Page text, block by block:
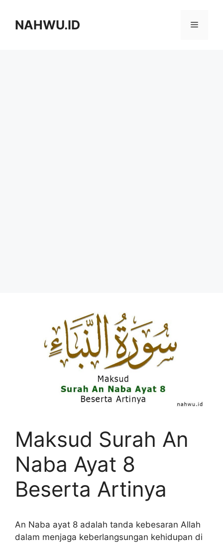
NAHWU.ID Menu
Maksud Surah An
Naba Ayat 8
Beserta Artinya
An Naba ayat 8 adalah tanda kebesaran Allah
dalam menjaga keberlangsungan kehidupan di